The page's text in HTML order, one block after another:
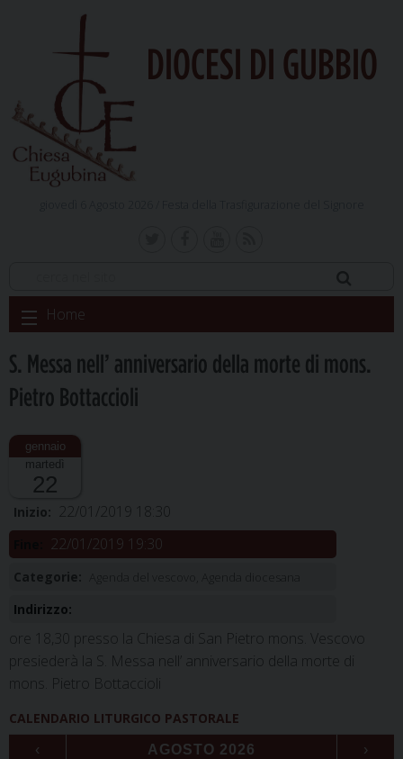
DIOCESI DI GUBBIO
Skip
to
Home
S. Messa nell’ anniversario della morte di mons.
Pietro Bottaccioli
martedì
22
Inizio: 22/01/2019 18:30
22/01/2019 19:30
Categorie:
Indirizzo:
ore 18,30 presso la Chiesa di San Pietro mons. Vescovo
presiederà la S. Messa nell’ anniversario della morte di
mons. Pietro Bottaccioli
CALENDARIO LITURGICO PASTORALE
‹ AGOSTO 2026 ›